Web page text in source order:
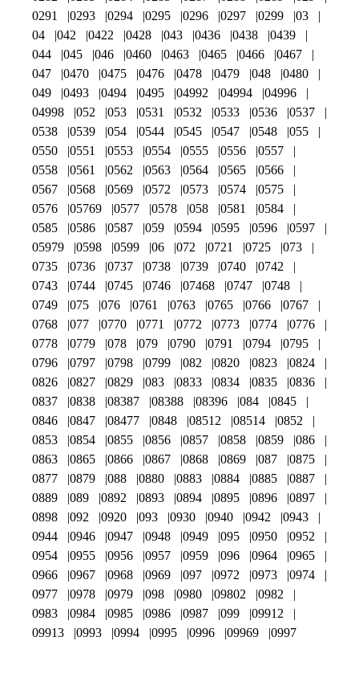
0291
0293 0294 0295 0296 0297 0299
03
04
042 0422 0428 043 0436 0438
0439
044
045 046 0460 0463 0465 0466
0467
047
0470 0475 0476 0478 0479 048
0480
049
0493 0494 0495 04992 04994
04996
04998
052 053 0531 0532 0533 0536
0537
0538
0539 054 0544 0545 0547 0548
055
0550
0551 0553 0554 0555 0556
0557
0558
0561 0562 0563 0564 0565
0566
0567
0568 0569 0572 0573 0574
0575
0576
05769 0577 0578 058 0581
0584
0585
0586 0587 059 0594 0595 0596
0597
05979
0598 0599 06 072 0721 0725
073
0735
0736 0737 0738 0739 0740
0742
0743
0744 0745 0746 07468 0747
0748
0749
075 076 0761 0763 0765 0766
0767
0768
077 0770 0771 0772 0773 0774
0776
0778
0779 078 079 0790 0791 0794
0795
0796
0797 0798 0799 082 0820 0823
0824
0826
0827 0829 083 0833 0834 0835
0836
0837
0838 08387 08388 08396 084
0845
0846
0847 08477 0848 08512 08514
0852
0853
0854 0855 0856 0857 0858 0859
086
0863
0865 0866 0867 0868 0869 087
0875
0877
0879 088 0880 0883 0884 0885
0887
0889
089 0892 0893 0894 0895 0896
0897
0898
092 0920 093 0930 0940 0942
0943
0944
0946 0947 0948 0949 095 0950
0952
0954
0955 0956 0957 0959 096 0964
0965
0966
0967 0968 0969 097 0972 0973
0974
0977
0978 0979 098 0980 09802
0982
0983
0984 0985 0986 0987 099
09912
09913
0993 0994 0995 0996 09969 0997